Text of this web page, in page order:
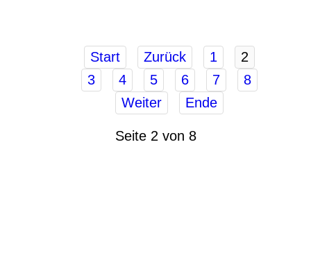
Start Zurück 1
2
3
4 5 6 7
8
Weiter
Ende
Seite 2 von 8